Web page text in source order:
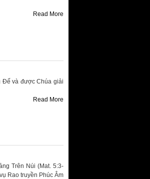
Read More
Đế và được Chúa giải
Read More
Trên Núi (Mat. 5:3-
Rao truyền Phúc Âm